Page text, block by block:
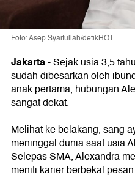
Foto: Asep Syaifullah/detikHOT
Jakarta- Sejak usia 3,5
sudah dibesarkan oleh
anak pertama, hubungan
sangat dekat.
Melihat ke belakang, sang
meninggal dunia saat usia
Selepas SMA, Alexandra
meniti karier berbekal